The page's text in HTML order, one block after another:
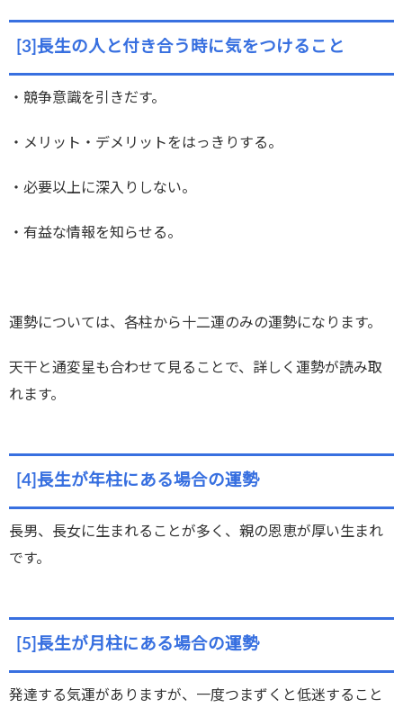
[3]長生の人と付き合う時に気をつけること
・競争意識を引きだす。
・メリット・デメリットをはっきりする。
・必要以上に深入りしない。
・有益な情報を知らせる。
運勢については、各柱から十二運のみの運勢になります。
天干と通変星も合わせて見ることで、詳しく運勢が読み取
れます。
[4]長生が年柱にある場合の運勢
長男、長女に生まれることが多く、親の恩恵が厚い生まれ
です。
[5]長生が月柱にある場合の運勢
発達する気運がありますが、一度つまずくと低迷すること